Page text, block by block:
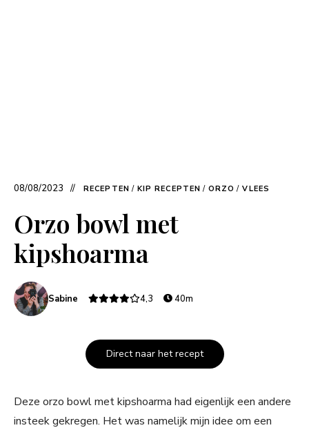
08/08/2023 RECEPTEN / KIP RECEPTEN / ORZO / VLEES
Orzo bowl met
kipshoarma
Sabine 4,3 40m
Direct naar het recept
Deze orzo bowl met kipshoarma had eigenlijk een andere
insteek gekregen. Het was namelijk mijn idee om een